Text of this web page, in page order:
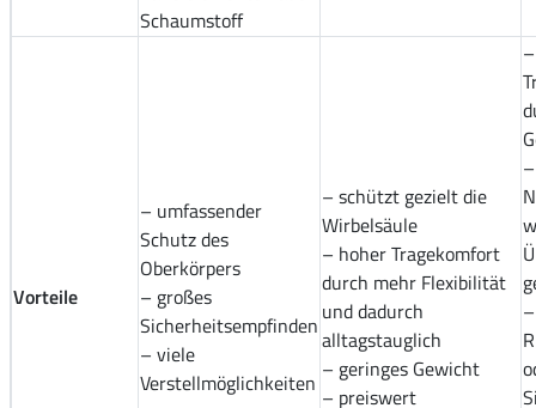
Vorteile
– umfassender
Schutz des
Oberkörpers
– großes
Sicherheitsempfinden
– viele
Verstellmöglichkeiten
– schützt gezielt die
Wirbelsäule
– hoher Tragekomfort
durch mehr Flexibilität
und dadurch
alltagstauglich
– geringes Gewicht
– preiswert